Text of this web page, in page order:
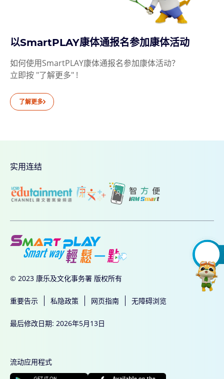
以SmartPLAY康体通报名参加康体活动
如何使用SmartPLAY康体通报名参加康体活动？
立即按 "了解更多" !
了解更多
实用连结
© 2023 康乐及文化事务署 版权所有
重要告示 私隐政策 网页指南 无障碍浏览
最后修改日期: 2026年5月13日
流动应用程式